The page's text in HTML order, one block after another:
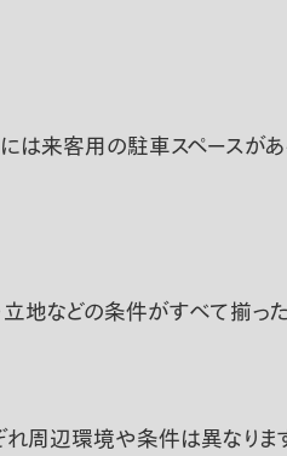
は来客用の駐車スペースが
立地などの条件がすべて揃
周辺環境や条件は異なりま